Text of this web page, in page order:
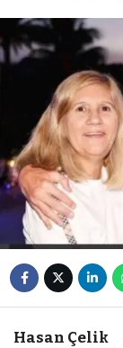
Hasan Çelik